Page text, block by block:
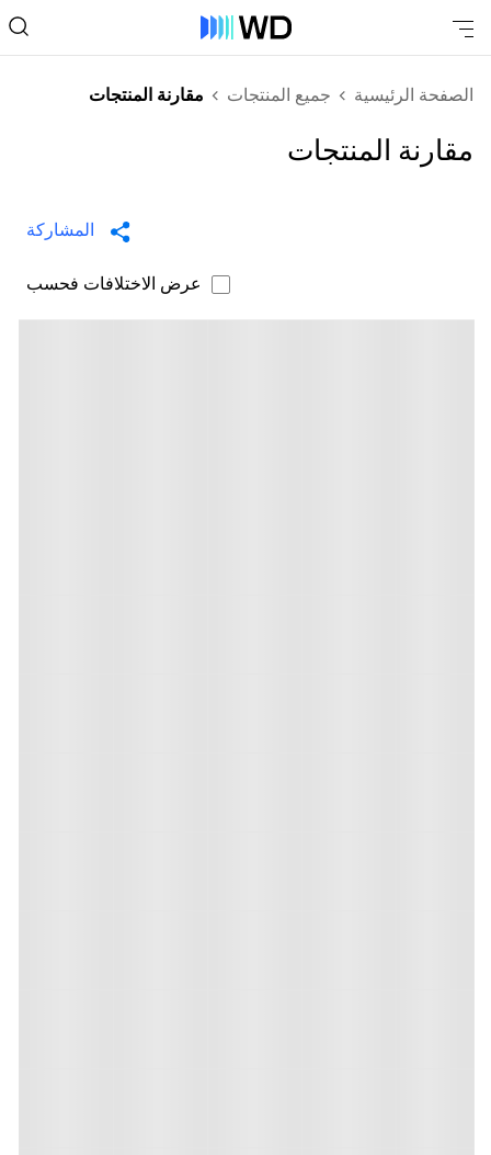
الصفحة الرئيسية جميع المنتجات مقارنة المنتجات
مقارنة المنتجات
المشاركة
عرض الاختلافات فحسب